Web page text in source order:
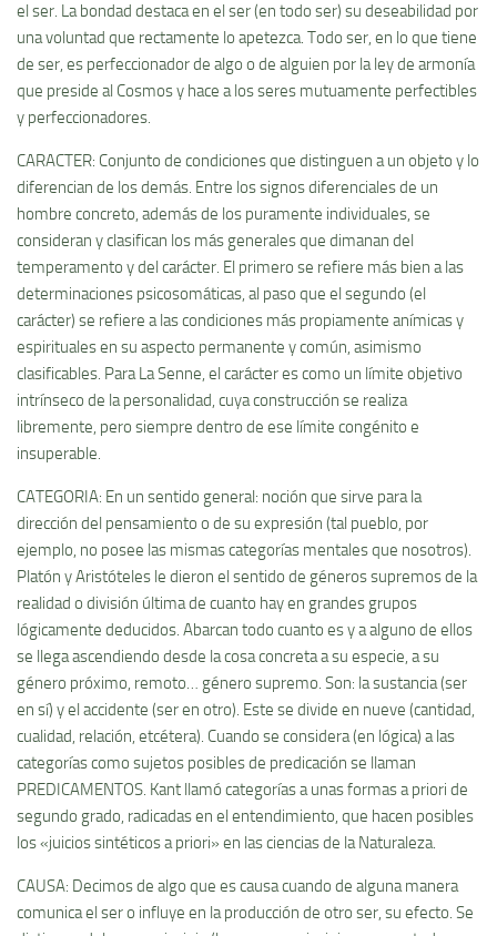
el ser. La bondad destaca en el ser (en todo ser) su deseabilidad por
una voluntad que rectamente lo apetezca. Todo ser, en lo que tiene
de ser, es perfeccionador de algo o de alguien por la ley de armoní­a
que preside al Cosmos y hace a los seres mutuamente perfectibles
y perfeccionadores.
CARACTER: Conjunto de condiciones que distinguen a un objeto y lo
diferencian de los demás. Entre los signos diferenciales de un
hombre concreto, además de los puramente individuales, se
consideran y clasifican los más generales que dimanan del
temperamento y del carácter. El primero se refiere más bien a las
determinaciones psicosomáticas, al paso que el segundo (el
carácter) se refiere a las condiciones más propiamente aní­micas y
espirituales en su aspecto permanente y común, asimismo
clasificables. Para La Senne, el carácter es como un lí­mite objetivo
intrí­nseco de la personalidad, cuya construcción se realiza
libremente, pero siempre dentro de ese lí­mite congénito e
insuperable.
CATEGORIA: En un sentido general: noción que sirve para la
dirección del pensamiento o de su expresión (tal pueblo, por
ejemplo, no posee las mismas categorí­as mentales que nosotros).
Platón y Aristóteles le dieron el sentido de géneros supremos de la
realidad o división última de cuanto hay en grandes grupos
lógicamente deducidos. Abarcan todo cuanto es y a alguno de ellos
se llega ascendiendo desde la cosa concreta a su especie, a su
género próximo, remoto… género supremo. Son: la sustancia (ser
en sí­) y el accidente (ser en otro). Este se divide en nueve (cantidad,
cualidad, relación, etcétera). Cuando se considera (en lógica) a las
categorí­as como sujetos posibles de predicación se llaman
PREDICAMENTOS. Kant llamó categorí­as a unas formas a priori de
segundo grado, radicadas en el entendimiento, que hacen posibles
los «juicios sintéticos a priori» en las ciencias de la Naturaleza.
CAUSA: Decimos de algo que es causa cuando de alguna manera
comunica el ser o influye en la producción de otro ser, su efecto. Se